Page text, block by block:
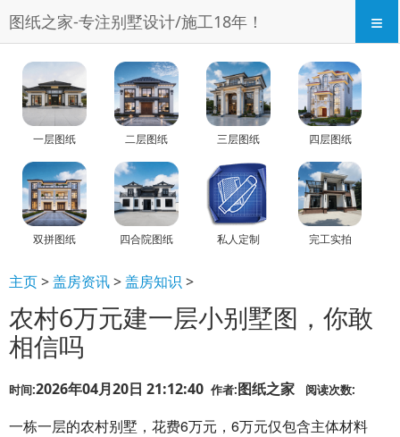
图纸之家-专注别墅设计/施工18年！ ≡
一层图纸 二层图纸 三层图纸 四层图纸
双拼图纸 四合院图纸 私人定制 完工实拍
主页>盖房资讯>盖房知识 >
农村6万元建一层小别墅图，你敢
相信吗
时间:2026年04月20日 21:12:40 作者:图纸之家 阅读次数:
一栋一层的农村别墅，花费6万元，6万元仅包含主体材料